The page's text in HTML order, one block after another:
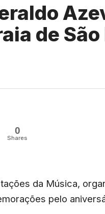
de
0
Shares
da Música,
pelo